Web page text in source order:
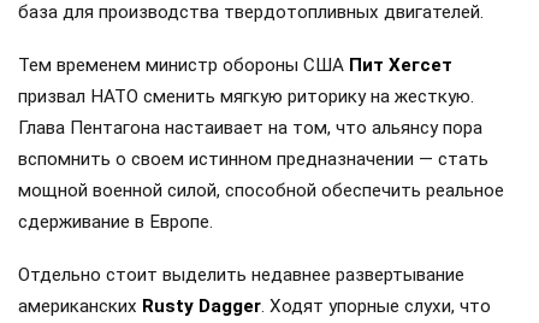
база для производства твердотопливных двигателей.
Тем временем министр обороны США Пит Хегсет
призвал НАТО сменить мягкую риторику на жесткую.
Глава Пентагона настаивает на том, что альянсу пора
вспомнить о своем истинном предназначении — стать
мощной военной силой, способной обеспечить реальное
сдерживание в Европе.
Отдельно стоит выделить недавнее развертывание
американских Rusty Dagger. Ходят упорные слухи, что